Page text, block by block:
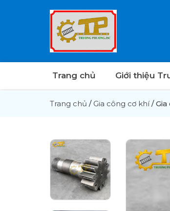
Trang chủ Giới thiệu
Trang chủ / Gia công cơ khí/